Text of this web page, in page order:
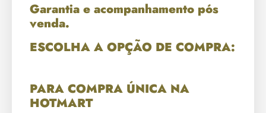
Garantia e acompanhamento pós
venda.
ESCOLHA A OPÇÃO DE COMPRA:
PARA COMPRA ÚNICA NA
HOTMART